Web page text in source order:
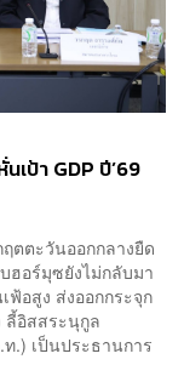
เป้า GDP ปี’69
ตตะวันออกกลางยืด
ฮอร์มุซยังไม่กลับมา
อสูง ส่งออกกระจุก
ลี้อิสสระนุกูล
.) เป็นประธานการ